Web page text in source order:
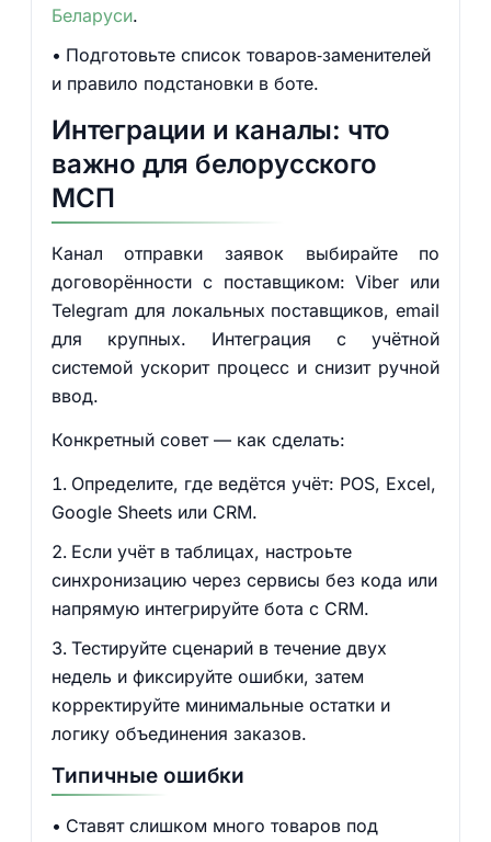
Беларуси.
Подготовьте список товаров‑заменителей
и правило подстановки в боте.
Интеграции и каналы: что
важно для белорусского
МСП
Канал отправки заявок выбирайте по
договорённости с поставщиком: Viber или
Telegram для локальных поставщиков, email
для крупных. Интеграция с учётной
системой ускорит процесс и снизит ручной
ввод.
Конкретный совет — как сделать:
Определите, где ведётся учёт: POS, Excel,
Google Sheets или CRM.
Если учёт в таблицах, настроьте
синхронизацию через сервисы без кода или
напрямую интегрируйте бота с CRM.
Тестируйте сценарий в течение двух
недель и фиксируйте ошибки, затем
корректируйте минимальные остатки и
логику объединения заказов.
Типичные ошибки
Ставят слишком много товаров под